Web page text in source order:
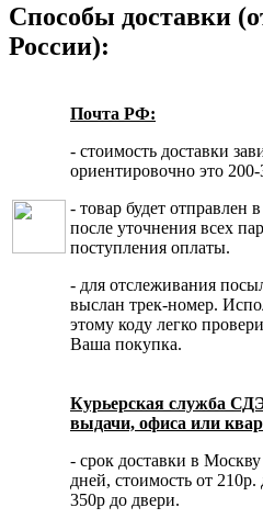
Способы доставки
России):
Почта РФ:
- стоимость доставки
ориентировочно это 200-
- товар будет отправлен
после уточнения всех
поступления оплаты.
- для отслеживания
выслан трек-номер.
этому коду легко
Ваша покупка.
Курьерская служба
выдачи, офиса или
- срок доставки в
дней, стоимость от
350р до двери.